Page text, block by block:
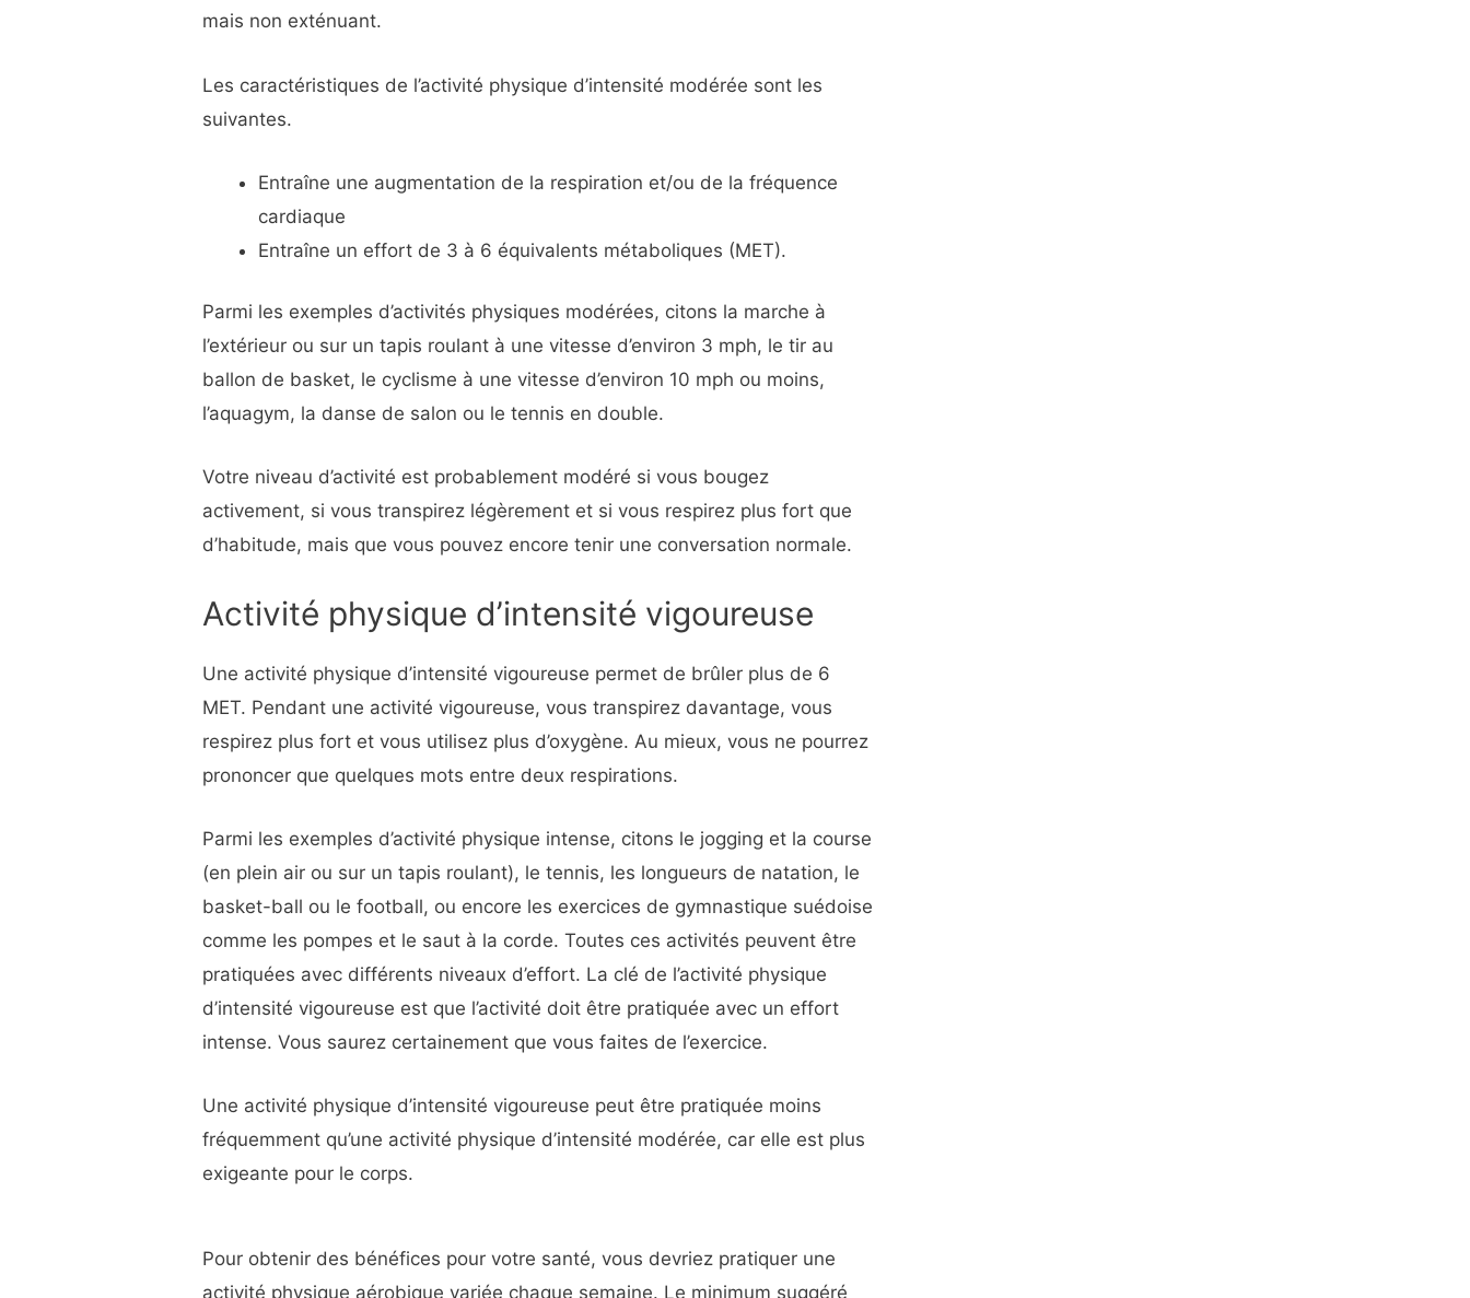
mais non exténuant.
Les caractéristiques de l’activité physique d’intensité modérée sont les
suivantes.
Entraîne une augmentation de la respiration et/ou de la fréquence
cardiaque
Entraîne un effort de 3 à 6 équivalents métaboliques (MET).
Parmi les exemples d’activités physiques modérées, citons la marche à
l’extérieur ou sur un tapis roulant à une vitesse d’environ 3 mph, le tir au
ballon de basket, le cyclisme à une vitesse d’environ 10 mph ou moins,
l’aquagym, la danse de salon ou le tennis en double.
Votre niveau d’activité est probablement modéré si vous bougez
activement, si vous transpirez légèrement et si vous respirez plus fort que
d’habitude, mais que vous pouvez encore tenir une conversation normale.
Activité physique d’intensité vigoureuse
Une activité physique d’intensité vigoureuse permet de brûler plus de 6
MET. Pendant une activité vigoureuse, vous transpirez davantage, vous
respirez plus fort et vous utilisez plus d’oxygène. Au mieux, vous ne pourrez
prononcer que quelques mots entre deux respirations.
Parmi les exemples d’activité physique intense, citons le jogging et la course
(en plein air ou sur un tapis roulant), le tennis, les longueurs de natation, le
basket-ball ou le football, ou encore les exercices de gymnastique suédoise
comme les pompes et le saut à la corde. Toutes ces activités peuvent être
pratiquées avec différents niveaux d’effort. La clé de l’activité physique
d’intensité vigoureuse est que l’activité doit être pratiquée avec un effort
intense. Vous saurez certainement que vous faites de l’exercice.
Une activité physique d’intensité vigoureuse peut être pratiquée moins
fréquemment qu’une activité physique d’intensité modérée, car elle est plus
exigeante pour le corps.
Pour obtenir des bénéfices pour votre santé, vous devriez pratiquer une
activité physique aérobique variée chaque semaine. Le minimum suggéré